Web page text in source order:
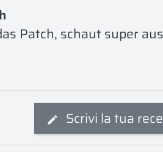
Patch, schaut super
Scrivi la tua